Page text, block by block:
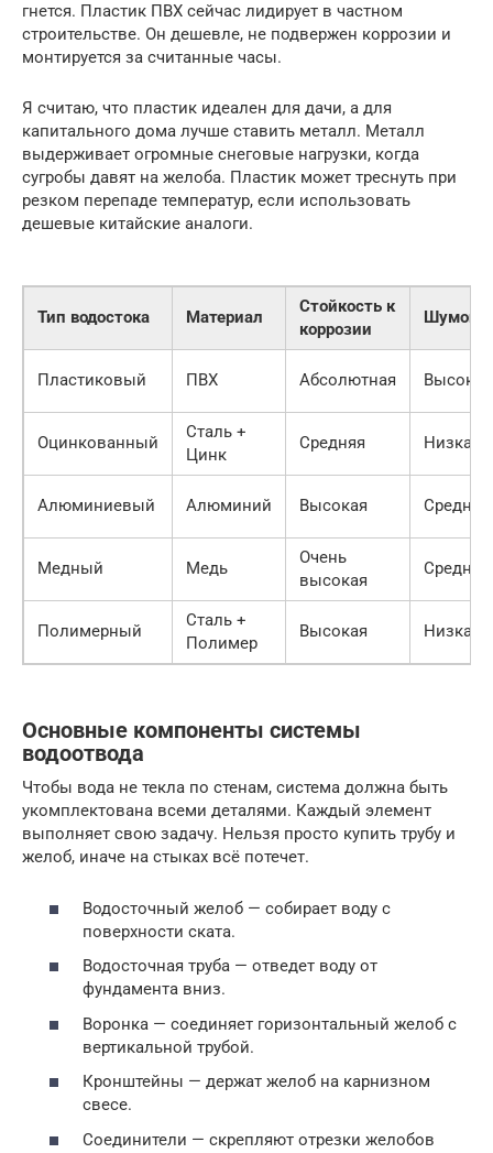
гнется. Пластик ПВХ сейчас лидирует в частном
строительстве. Он дешевле, не подвержен коррозии и
монтируется за считанные часы.
Я считаю, что пластик идеален для дачи, а для
капитального дома лучше ставить металл. Металл
выдерживает огромные снеговые нагрузки, когда
сугробы давят на желоба. Пластик может треснуть при
резком перепаде температур, если использовать
дешевые китайские аналоги.
Тип водостока Материал
Стойкость к
коррозии
Пластиковый ПВХ Абсолютная Высокая
Оцинкованный
Сталь +
Цинк
Средняя Низкая
Алюминиевый Алюминий Высокая Средняя
Медный Медь
Очень
высокая
Средняя
Полимерный
Сталь +
Полимер
Высокая Низкая
Основные компоненты системы
водоотвода
Чтобы вода не текла по стенам, система должна быть
укомплектована всеми деталями. Каждый элемент
выполняет свою задачу. Нельзя просто купить трубу и
желоб, иначе на стыках всё потечет.
Водосточный желоб — собирает воду с
поверхности ската.
Водосточная труба — отведет воду от
фундамента вниз.
Воронка — соединяет горизонтальный желоб с
вертикальной трубой.
Кронштейны — держат желоб на карнизном
свесе.
Соединители — скрепляют отрезки желобов